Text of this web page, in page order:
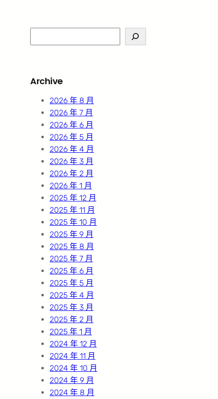
e
c
Archive
2026 年 8 月
2026 年 7 月
2026 年 6 月
2026 年 5 月
2026 年 4 月
2026 年 3 月
2026 年 2 月
2026 年 1 月
2025 年 12 月
2025 年 11 月
2025 年 10 月
2025 年 9 月
2025 年 8 月
2025 年 7 月
2025 年 6 月
2025 年 5 月
2025 年 4 月
2025 年 3 月
2025 年 2 月
2025 年 1 月
2024 年 12 月
2024 年 11 月
2024 年 10 月
2024 年 9 月
2024 年 8 月